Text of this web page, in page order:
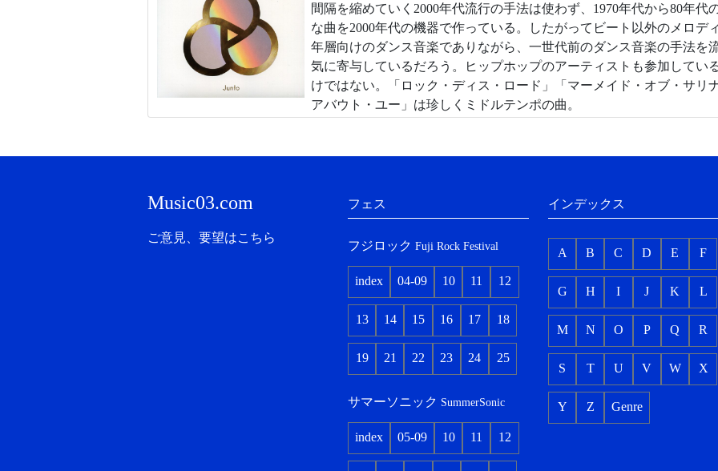
間隔を縮めていく2000年代流行の手法は使わず、1970年代から80年
な曲を2000年代の機器で作っている。したがってビート以外のメロデ
年層向けのダンス音楽でありながら、一世代前のダンス音楽の手法を
気に寄与しているだろう。ヒップホップのアーティストも参加してい
けではない。「ロック・ディス・ロード」「マーメイド・オブ・サリ
アバウト・ユー」は珍しくミドルテンポの曲。
フェス
フジロック Fuji Rock Festival
index 04-09 10 11 12
13 14 15 16 17 18
19 21 22 23 24 25
サマーソニック SummerSonic
index 05-09 10 11 12
インデックス
A B C D E F
G H I J K L
M N O P Q R
S T U V W X
Y Z Genre
Music03.com
ご意見、要望はこちら